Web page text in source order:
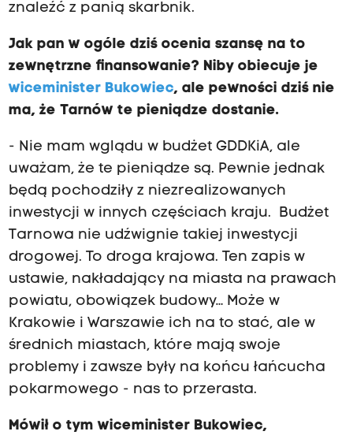
znaleźć z panią skarbnik.
Jak pan w ogóle dziś ocenia szansę na to
zewnętrzne finansowanie? Niby obiecuje je
wiceminister Bukowiec, ale pewności dziś nie
ma, że Tarnów te pieniądze dostanie.
- Nie mam wglądu w budżet GDDKiA, ale
uważam, że te pieniądze są. Pewnie jednak
będą pochodziły z niezrealizowanych
inwestycji w innych częściach kraju. Budżet
Tarnowa nie udźwignie takiej inwestycji
drogowej. To droga krajowa. Ten zapis w
ustawie, nakładający na miasta na prawach
powiatu, obowiązek budowy… Może w
Krakowie i Warszawie ich na to stać, ale w
średnich miastach, które mają swoje
problemy i zawsze były na końcu łańcucha
pokarmowego - nas to przerasta.
Mówił o tym wiceminister Bukowiec,